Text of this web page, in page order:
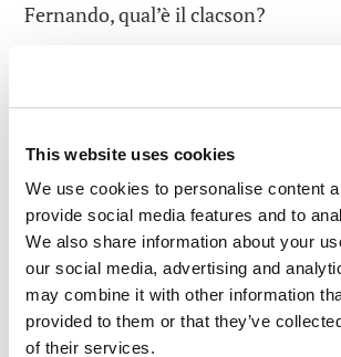
This website uses cookies
We use cookies to personalise content
provide social media features and to
We also share information about your
our social media, advertising and
may combine it with other information
provided to them or that they’ve
of their services.
Fernando, qual’è il clacson?